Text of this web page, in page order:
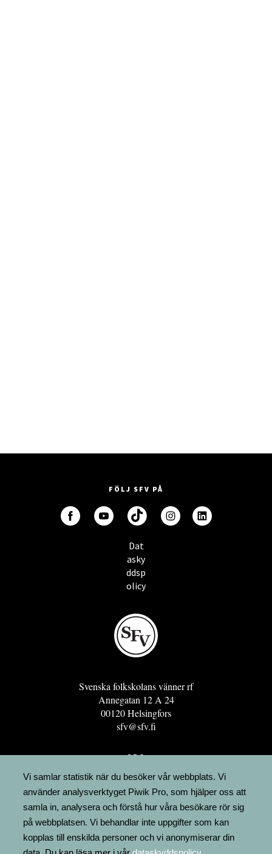
FÖLJ SFV PÅ
Dat
asky
ddsp
olicy
Svenska folkskolans vänner rf
Annegatan 12 A 24
00120 Helsingfors
sfv@sfv.fi
GRO
FÖRENINGSRESURSEN
MINNESRUNOR.FI
UPPSLAGSVERKET FINLAND
LÄGENHETER
FAKTURERING
Vi samlar statistik när du besöker vår webbplats. Vi
använder analysverktyget Piwik Pro, som hjälper oss att
samla in, analysera och förstå hur våra besökare rör sig
på webbplatsen. Vi behandlar inte uppgifter som kan
kopplas till enskilda personer och vi anonymiserar din